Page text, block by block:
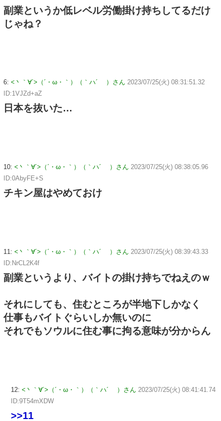
副業というか低レベル労働掛け持ちしてるだけ
じゃね？
6: <丶｀∀´>（´・ω・｀）（｀ハ´ ）さん 2023/07/25(火) 08:31:51.32
ID:1VJZd+aZ
日本を抜いた…
10: <丶｀∀´>（´・ω・｀）（｀ハ´ ）さん 2023/07/25(火) 08:38:05.96
ID:0AbyFE+S
チキン屋はやめておけ
11: <丶｀∀´>（´・ω・｀）（｀ハ´ ）さん 2023/07/25(火) 08:39:43.33
ID:NrCL2K4f
副業というより、バイトの掛け持ちでねえのｗ
それにしても、住むところが半地下しかなく
仕事もバイトぐらいしか無いのに
それでもソウルに住む事に拘る意味が分からん
12: <丶｀∀´>（´・ω・｀）（｀ハ´ ）さん 2023/07/25(火) 08:41:41.74
ID:9T54mXDW
>>11